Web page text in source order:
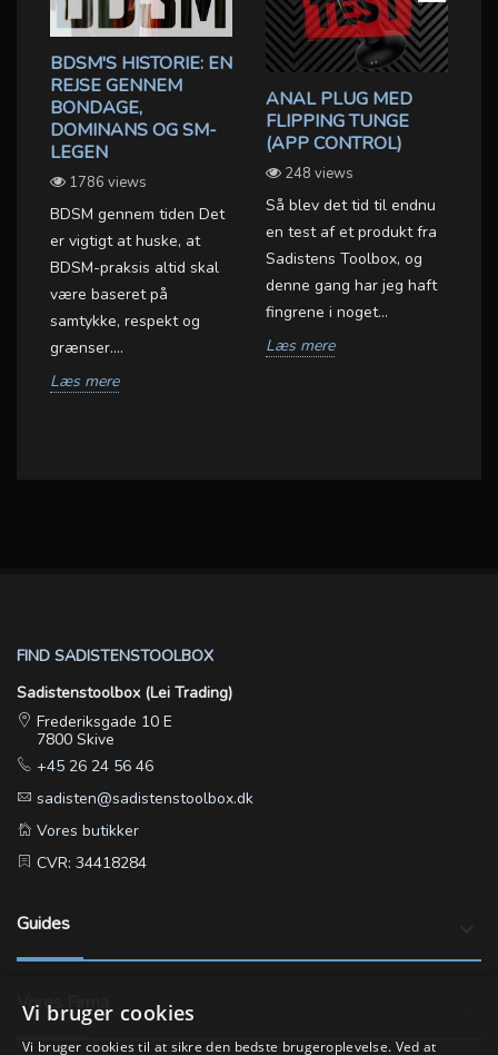
BDSM'S HISTORIE: EN
REJSE GENNEM
BONDAGE,
DOMINANS OG SM-
LEGEN
1786 views
BDSM gennem tiden Det
er vigtigt at huske, at
BDSM-praksis altid skal
være baseret på
samtykke, respekt og
grænser....
Læs mere
ANAL PLUG MED
FLIPPING TUNGE
(APP CONTROL)
248 views
Så blev det tid til endnu
en test af et produkt fra
Sadistens Toolbox, og
denne gang har jeg haft
fingrene i noget...
Læs mere
FIND SADISTENSTOOLBOX
Sadistenstoolbox (Lei Trading)
Frederiksgade 10 E
7800 Skive
+45 26 24 56 46
sadisten@sadistenstoolbox.dk
Vores butikker
CVR: 34418284
Guides keyboard_arrow_down
Vores Firma
Vi bruger cookies
Vi bruger cookies til at sikre den bedste brugeroplevelse. Ved at